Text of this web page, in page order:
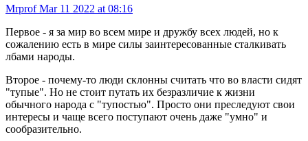
MrprofMar 11 2022 at 08:16
Первое - я за мир во всем мире и дружбу всех людей, но к
сожалению есть в мире силы заинтересованные сталкивать
лбами народы.
Второе - почему-то люди склонны считать что во власти сидят
"тупые". Но не стоит путать их безразличие к жизни
обычного народа с "тупостью". Просто они преследуют свои
интересы и чаще всего поступают очень даже "умно" и
сообразительно.